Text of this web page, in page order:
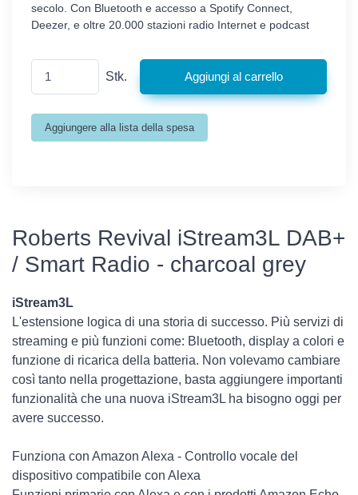
secolo. Con Bluetooth e accesso a Spotify Connect,
Deezer, e oltre 20.000 stazioni radio Internet e podcast
Stk.
Roberts Revival iStream3L DAB+
/ Smart Radio - charcoal grey
iStream3L
L'estensione logica di una storia di successo. Più servizi di
streaming e più funzioni come: Bluetooth, display a colori e
funzione di ricarica della batteria. Non volevamo cambiare
così tanto nella progettazione, basta aggiungere importanti
funzionalità che una nuova iStream3L ha bisogno oggi per
avere successo.
Funziona con Amazon Alexa - Controllo vocale del
dispositivo compatibile con Alexa